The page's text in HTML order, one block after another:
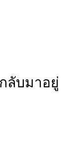
ลับมาอยู่